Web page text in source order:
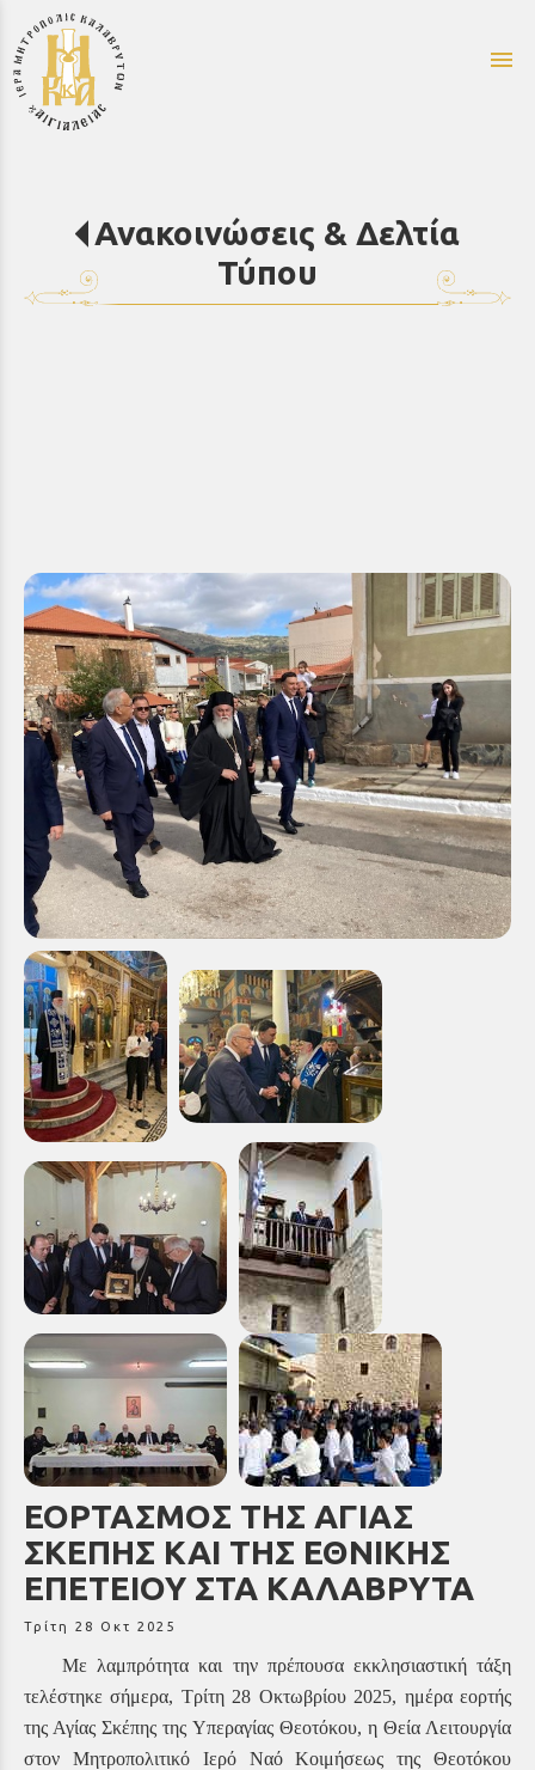
menu
Ανακοινώσεις & Δελτία
Τύπου
ΕΟΡΤΑΣΜΟΣ ΤΗΣ ΑΓΙΑΣ
ΣΚΕΠΗΣ ΚΑΙ ΤΗΣ ΕΘΝΙΚΗΣ
ΕΠΕΤΕΙΟΥ ΣΤΑ ΚΑΛΑΒΡΥΤΑ
Τρίτη 28 Οκτ 2025
Με λαμπρότητα και την πρέπουσα εκκλησιαστική τάξη
τελέστηκε σήμερα, Τρίτη 28 Οκτωβρίου 2025, ημέρα εορτής
της Αγίας Σκέπης της Υπεραγίας Θεοτόκου, η Θεία Λειτουργία
στον Μητροπολιτικό Ιερό Ναό Κοιμήσεως της Θεοτόκου